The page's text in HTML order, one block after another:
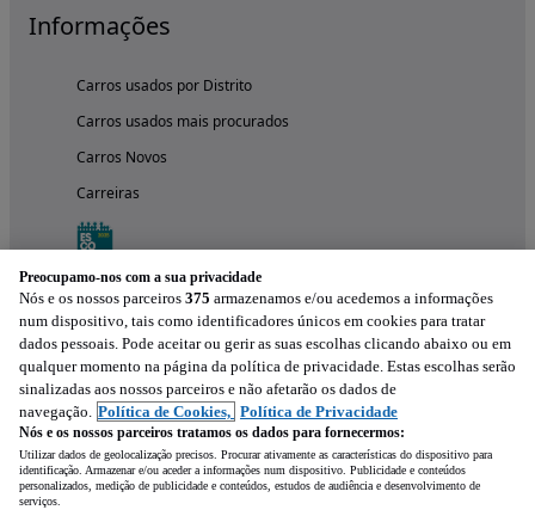
Informações
Carros usados por Distrito
Carros usados mais procurados
Carros Novos
Carreiras
Experimenta a aplicação
Preocupamo-nos com a sua privacidade
Nós e os nossos parceiros 375 armazenamos e/ou acedemos a informações
num dispositivo, tais como identificadores únicos em cookies para tratar
dados pessoais. Pode aceitar ou gerir as suas escolhas clicando abaixo ou em
qualquer momento na página da política de privacidade. Estas escolhas serão
sinalizadas aos nossos parceiros e não afetarão os dados de
navegação. Política de Cookies, Política de Privacidade
Nós e os nossos parceiros tratamos os dados para fornecermos:
Utilizar dados de geolocalização precisos. Procurar ativamente as características do dispositivo para
identificação. Armazenar e/ou aceder a informações num dispositivo. Publicidade e conteúdos
personalizados, medição de publicidade e conteúdos, estudos de audiência e desenvolvimento de
serviços.